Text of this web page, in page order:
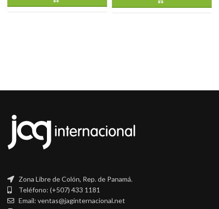
Zona Libre de Colón, Rep. de Panamá.
Teléfono: (+507) 433 1181
Email: ventas@jaginternacional.net